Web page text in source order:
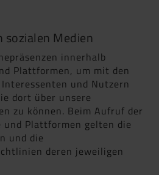
sozialen Medien
innerhalb
Plattformen, um mit den
und Nutzern
dort über unsere
zu können. Beim Aufruf der
Plattformen gelten die
und die
deren jeweiligen